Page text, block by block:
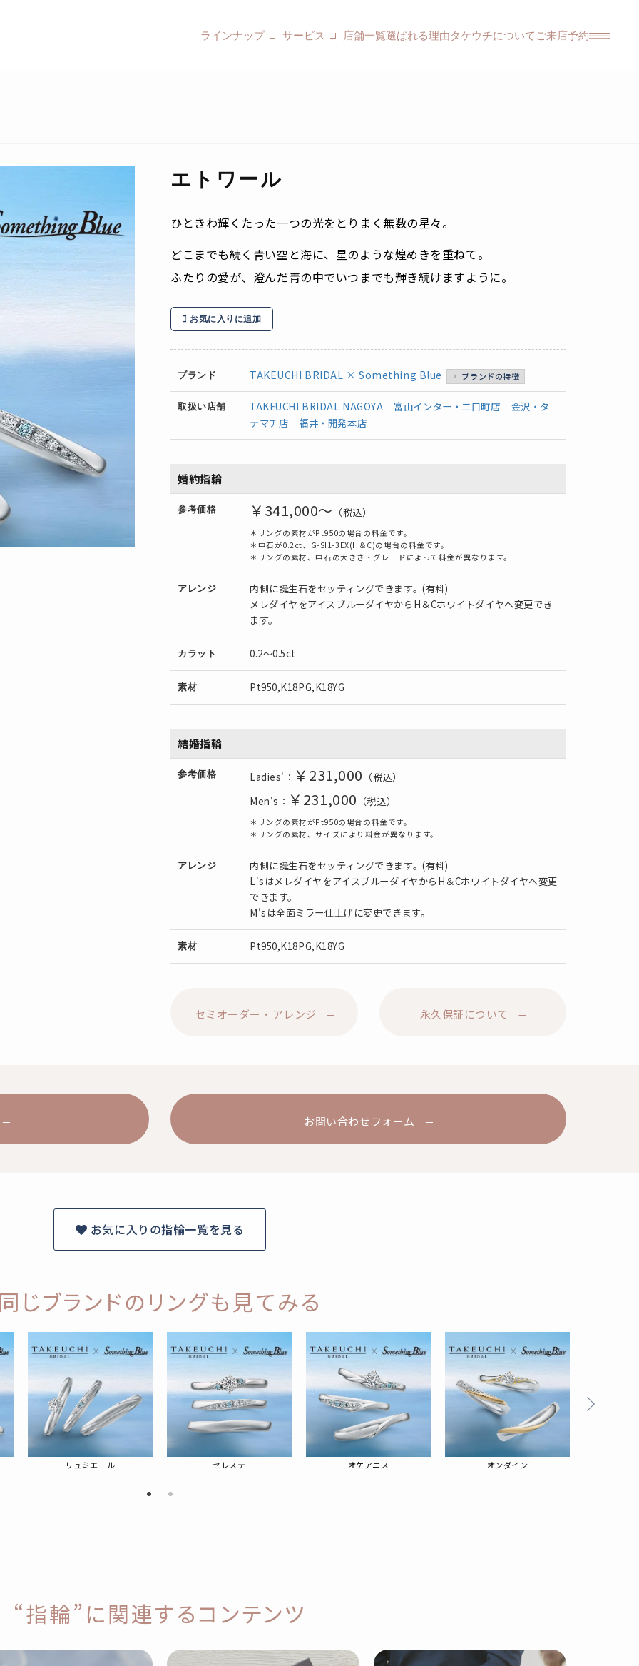
ラインナップ サービス 店舗一覧選ばれる理由タケウチについて ご来店予約
エトワール
ひときわ輝くたった一つの光をとりまく無数の星々。
どこまでも続く青い空と海に、星のような煌めきを重ねて。
ふたりの愛が、澄んだ青の中でいつまでも輝き続けますように。
お気に入りに追加
ブランド TAKEUCHI BRIDAL × Something Blue ブランドの特徴
取扱い店舗 TAKEUCHI BRIDAL NAGOYA 富山インター・二口町店
金沢・タ
テマチ店
福井・開発本店
婚約指輪
参考価格 ￥341,000～ （税込）
＊リングの素材がPt950の場合の料金です。
＊中石が0.2ct、G-SI1-3EX(H＆C)の場合の料金です。
＊リングの素材、中石の大きさ・グレードによって料金が異なります。
アレンジ
内側に誕生石をセッティングできます。(有料)
メレダイヤをアイスブルーダイヤからH＆Cホワイトダイヤへ変更でき
ます。
カラット 0.2～0.5ct
素材 Pt950,K18PG,K18YG
結婚指輪
参考価格 Ladies'： ￥231,000 （税込）
Men's： ￥231,000 （税込）
＊リングの素材がPt950の場合の料金です。
＊リングの素材、サイズにより料金が異なります。
アレンジ
内側に誕生石をセッティングできます。(有料)
L'sはメレダイヤをアイスブルーダイヤからH＆Cホワイトダイヤへ変更
できます。
M'sは全面ミラー仕上げに変更できます。
素材 Pt950,K18PG,K18YG
セミオーダー・アレンジ 永久保証について
お問い合わせフォーム
お気に入りの指輪一覧を見る
同じブランドのリングも見てみる
リュミエール セレステ オケアニス オンダイン
“指輪”に関連するコンテンツ